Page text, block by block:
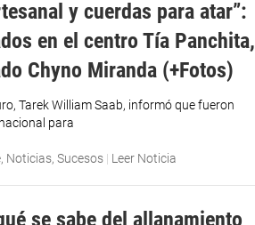
y cuerdas para atar”:
en el centro Tía Panchita,
Chyno Miranda (+Fotos)
Tarek William Saab, informó que fueron
para
, Noticias,Sucesos | Leer Noticia
se sabe del allanamiento